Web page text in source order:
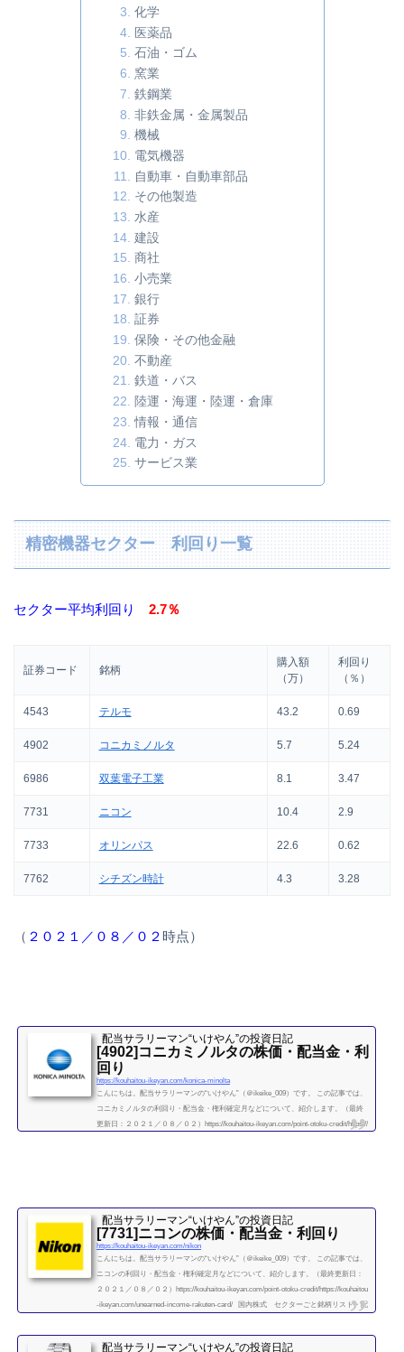
化学
医薬品
石油・ゴム
窯業
鉄鋼業
非鉄金属・金属製品
機械
電気機器
自動車・自動車部品
その他製造
水産
建設
商社
小売業
銀行
証券
保険・その他金融
不動産
鉄道・バス
陸運・海運・陸運・倉庫
情報・通信
電力・ガス
サービス業
精密機器セクター 利回り一覧
セクター平均利回り 2.7％
証券コード 銘柄
購入額
（万）
利回り
（％）
4543 テルモ 43.2 0.69
4902 コニカミノルタ 5.7 5.24
6986 双葉電子工業 8.1 3.47
7731 ニコン 10.4 2.9
7733 オリンパス 22.6 0.62
7762 シチズン時計 4.3 3.28
（ ２０２１／０８／０２時点）
配当サラリーマン“いけやん”の投資日記 ​
[4902]コニカミノルタの株価・配当金・利
回り
https://kouhaitou-ikeyan.com/konica-minolta
こんにちは。配当サラリーマンの“いけやん”（＠ikeike_009）です。 この記事では、
コニカミノルタの利回り・配当金・権利確定月などについて、紹介します。（最終
更新日：２０２１／０８／０２）https://kouhaitou-ikeyan.com/point-otoku-credit/https://
配当サラリーマン“いけやん”の投資日記 ​
[7731]ニコンの株価・配当金・利回り
https://kouhaitou-ikeyan.com/nikon
こんにちは。配当サラリーマンの“いけやん”（＠ikeike_009）です。 この記事では、
ニコンの利回り・配当金・権利確定月などについて、紹介します。（最終更新日：
２０２１／０８／０２）https://kouhaitou-ikeyan.com/point-otoku-credit/https://kouhaitou
-ikeyan.com/unearned-income-rakuten-card/ 国内株式 セクターごと銘柄リスト・配
ーです。カメラ、デジタルカメラ、双眼鏡、望遠鏡、顕微鏡、ステッパー、メガ
配当サラリーマン“いけやん”の投資日記 ​